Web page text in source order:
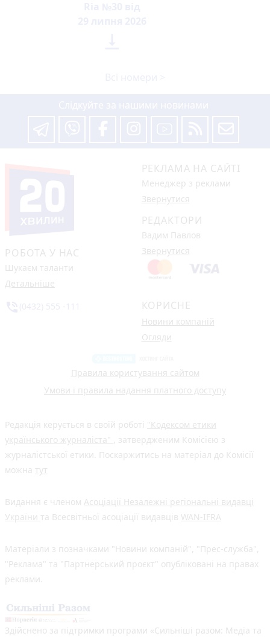
РОБОТА У НАС
Шукаєм таланти
Детальніше
РЕКЛАМА НА САЙТІ
Менеджер з реклами
Звернутися
РЕДАКТОРИ
Вадим Павлов
Звернутися
КОРИСНЕ
Новини компаній
Огляди
Правила користування сайтом
Умови і правила надання платного доступу
Редакція керується в своїй роботі "Кодексом етики
українського журналіста" , затвердженим Комісією з
журналістської етики. Поскаржитись на матеріал до Комісії
можна тут
Видання є членом Асоціації Незалежні регіональні видавці
України та Всесвітньої асоціації видавців WAN-IFRA
Матеріали з позначками "Новини компаній", "Прес-служба",
"Реклама" та "Партнерський проєкт" опубліковані на правах
реклами.
Здійснено за підтримки програми «Сильніші разом: Медіа та